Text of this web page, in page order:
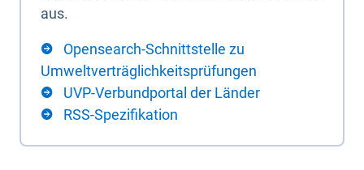
aus.
Opensearch-Schnittstelle zu
Umweltverträglichkeitsprüfungen
UVP-Verbundportal der Länder
RSS-Spezifikation